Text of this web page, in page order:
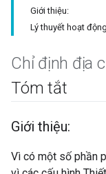
Giới thiệu:
Lý thuyết hoạt
Chỉ định địa
Tóm tắt
Giới thiệu:
Vì có một số phần